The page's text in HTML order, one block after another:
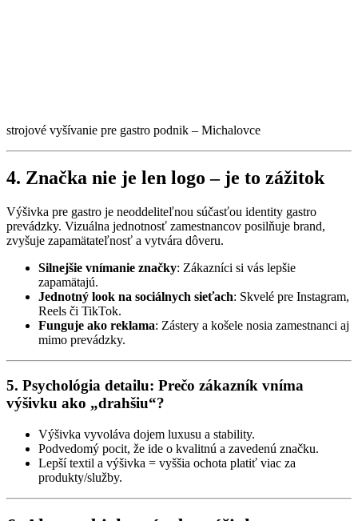
strojové vyšívanie pre gastro podnik – Michalovce
4. Značka nie je len logo – je to zážitok
Výšivka pre gastro je neoddeliteľnou súčasťou identity gastro
prevádzky. Vizuálna jednotnosť zamestnancov posilňuje brand,
zvyšuje zapamätateľnosť a vytvára dôveru.
Silnejšie vnímanie značky: Zákazníci si vás lepšie
zapamätajú.
Jednotný look na sociálnych sieťach: Skvelé pre Instagram,
Reels či TikTok.
Funguje ako reklama: Zástery a košele nosia zamestnanci aj
mimo prevádzky.
5. Psychológia detailu: Prečo zákazník vníma
výšivku ako „drahšiu“?
Výšivka vyvoláva dojem luxusu a stability.
Podvedomý pocit, že ide o kvalitnú a zavedenú značku.
Lepší textil a výšivka = vyššia ochota platiť viac za
produkty/služby.